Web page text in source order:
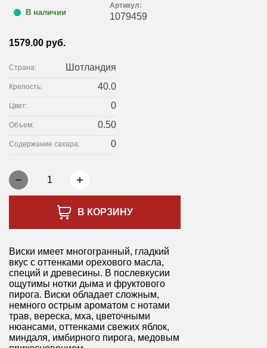
В наличии
Артикул:
1079459
1579.00 руб.
Страна: Шотландия
Крепость: 40.0
Цвет: 0
Объем: 0.50
Содержание сахара: 0
1
В КОРЗИНУ
Виски имеет многогранный, гладкий
вкус с оттенками орехового масла,
специй и древесины. В послевкусии
ощутимы нотки дыма и фруктового
пирога. Виски обладает сложным,
немного острым ароматом с нотами
трав, вереска, мха, цветочными
нюансами, оттенками свежих яблок,
миндаля, имбирного пирога, медовым